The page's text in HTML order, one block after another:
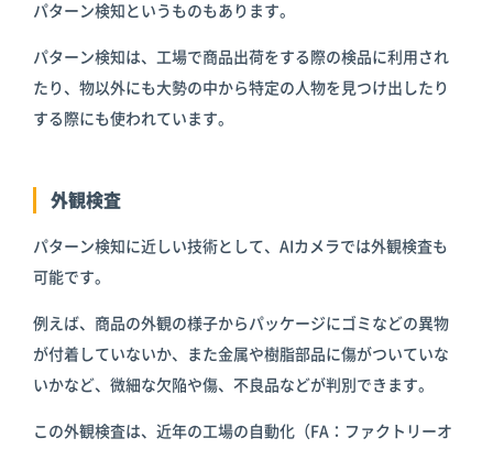
パターン検知というものもあります。
パターン検知は、工場で商品出荷をする際の検品に利用され
たり、物以外にも大勢の中から特定の人物を見つけ出したり
する際にも使われています。
外観検査
パターン検知に近しい技術として、AIカメラでは外観検査も
可能です。
例えば、商品の外観の様子からパッケージにゴミなどの異物
が付着していないか、また金属や樹脂部品に傷がついていな
いかなど、微細な欠陥や傷、不良品などが判別できます。
この外観検査は、近年の工場の自動化（FA：ファクトリーオ